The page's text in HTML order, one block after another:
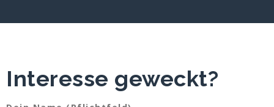
Interesse geweckt?